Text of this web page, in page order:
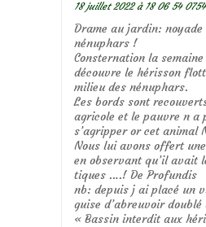
18 juillet 2022 à 18 06 54
Drame au jardin:
nénuphars !
Consternation la
découvre le hérisson
milieu des nénuphars.
Les bords sont
agricole et le pauvre n a
s’agripper or cet animal
Nous lui avons offert
en observant qu’il avait
tiques ….! De Profundis
nb: depuis j ai placé un
guise d’abreuvoir doublé
« Bassin interdit aux